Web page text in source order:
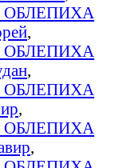
,
,
,
,